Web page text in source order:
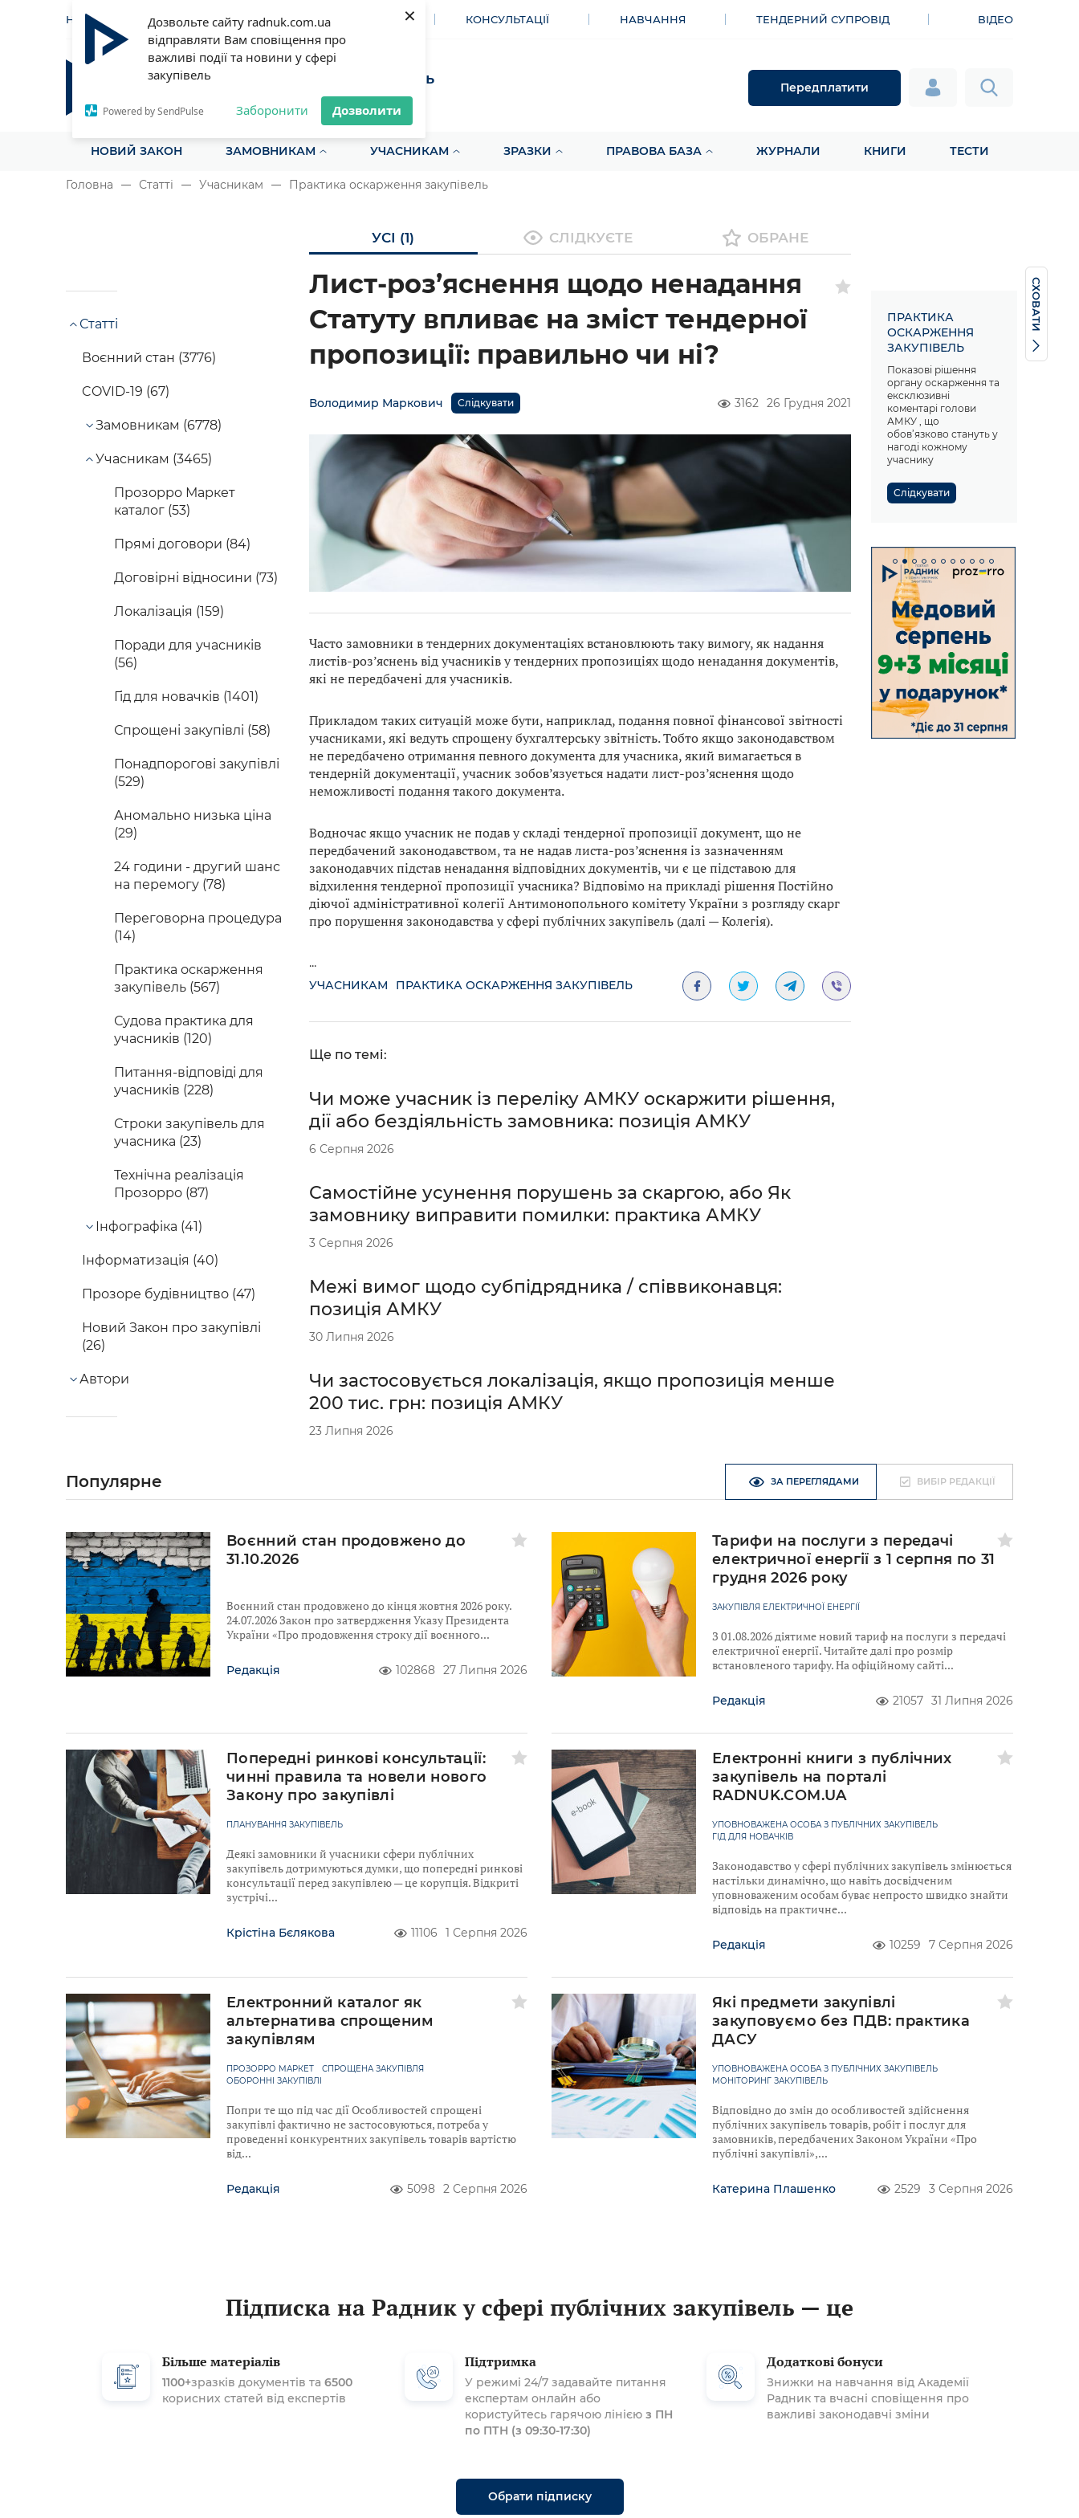
Дозвольте сайту radnuk.com.ua
відправляти Вам сповіщення про
важливі події та новини у сфері
закупівель
Powered by SendPulse Заборонити Дозволити
×
НОВИНИ СТАТТІ ІНСТРУМЕНТИ КОНСУЛЬТАЦІЇ НАВЧАННЯ ТЕНДЕРНИЙ СУПРОВІД ВІДЕО
Радник у сфері публічних закупівель
Все для закупівель на одному порталі
Передплатити
НОВИЙ ЗАКОН ЗАМОВНИКАМ УЧАСНИКАМ ЗРАЗКИ ПРАВОВА БАЗА ЖУРНАЛИ КНИГИ ТЕСТИ
Головна Статті Учасникам Практика оскарження закупівель
УСІ (1) СЛІДКУЄТЕ ОБРАНЕ
Статті
Воєнний стан (3776)
COVID-19 (67)
Замовникам (6778)
Учасникам (3465)
Прозорро Маркет
каталог (53)
Прямі договори (84)
Договірні відносини (73)
Локалізація (159)
Поради для учасників
(56)
Гід для новачків (1401)
Спрощені закупівлі (58)
Понадпорогові закупівлі
(529)
Аномально низька ціна
(29)
24 години - другий шанс
на перемогу (78)
Переговорна процедура
(14)
Практика оскарження
закупівель (567)
Судова практика для
учасників (120)
Питання-відповіді для
учасників (228)
Строки закупівель для
учасника (23)
Технічна реалізація
Прозорро (87)
Інфографіка (41)
Інформатизація (40)
Прозоре будівництво (47)
Новий Закон про закупівлі
(26)
Автори
Лист-роз’яснення щодо ненадання
Статуту впливає на зміст тендерної
пропозиції: правильно чи ні?
Володимир Маркович Слідкувати 3162 26 Грудня 2021
Часто замовники в тендерних документаціях встановлюють таку вимогу, як надання
листів-роз’яснень від учасників у тендерних пропозиціях щодо ненадання документів,
які не передбачені для учасників.
Прикладом таких ситуацій може бути, наприклад, подання повної фінансової звітності
учасниками, які ведуть спрощену бухгалтерську звітність. Тобто якщо законодавством
не передбачено отримання певного документа для учасника, який вимагається в
тендерній документації, учасник зобов’язується надати лист-роз’яснення щодо
неможливості подання такого документа.
Водночас якщо учасник не подав у складі тендерної пропозиції документ, що не
передбачений законодавством, та не надав листа-роз’яснення із зазначенням
законодавчих підстав ненадання відповідних документів, чи є це підставою для
відхилення тендерної пропозиції учасника? Відповімо на прикладі рішення Постійно
діючої адміністративної колегії Антимонопольного комітету України з розгляду скарг
про порушення законодавства у сфері публічних закупівель (далі — Колегія).
...
УЧАСНИКАМ ПРАКТИКА ОСКАРЖЕННЯ ЗАКУПІВЕЛЬ
Ще по темі:
Чи може учасник із переліку АМКУ оскаржити рішення,
дії або бездіяльність замовника: позиція АМКУ
6 Серпня 2026
Самостійне усунення порушень за скаргою, або Як
замовнику виправити помилки: практика АМКУ
3 Серпня 2026
Межі вимог щодо субпідрядника / співвиконавця:
позиція АМКУ
30 Липня 2026
Чи застосовується локалізація, якщо пропозиція менше
200 тис. грн: позиція АМКУ
23 Липня 2026
ПРАКТИКА
ОСКАРЖЕННЯ
ЗАКУПІВЕЛЬ
Показові рішення
органу оскарження та
ексклюзивні
коментарі голови
АМКУ , що
обов’язково стануть у
нагоді кожному
учаснику
Слідкувати
СХОВАТИ
Популярне ЗА ПЕРЕГЛЯДАМИ ВИБІР РЕДАКЦІЇ
Воєнний стан продовжено до
31.10.2026
Воєнний стан продовжено до кінця жовтня 2026 року.
24.07.2026 Закон про затвердження Указу Президента
України «Про продовження строку дії воєнного
Редакція 102868 27 Липня 2026
Тарифи на послуги з передачі
електричної енергії з 1 серпня по 31
грудня 2026 року
ЗАКУПІВЛЯ ЕЛЕКТРИЧНОЇ ЕНЕРГІЇ
З 01.08.2026 діятиме новий тариф на послуги з передачі
електричної енергії. Читайте далі про розмір
встановленого тарифу. На офіційному сайті
Редакція 21057 31 Липня 2026
Попередні ринкові консультації:
чинні правила та новели нового
Закону про закупівлі
ПЛАНУВАННЯ ЗАКУПІВЕЛЬ
Деякі замовники й учасники сфери публічних
закупівель дотримуються думки, що попередні ринкові
консультації перед закупівлею — це корупція. Відкриті
зустрічі
Крістіна Бєлякова 11106 1 Серпня 2026
Електронні книги з публічних
закупівель на порталі
RADNUK.COM.UA
УПОВНОВАЖЕНА ОСОБА З ПУБЛІЧНИХ ЗАКУПІВЕЛЬ
ГІД ДЛЯ НОВАЧКІВ
Законодавство у сфері публічних закупівель змінюється
настільки динамічно, що навіть досвідченим
уповноваженим особам буває непросто швидко знайти
відповідь на практичне
Редакція 10259 7 Серпня 2026
Електронний каталог як
альтернатива спрощеним
закупівлям
ПРОЗОРРО МАРКЕТ
СПРОЩЕНА ЗАКУПІВЛЯ
ОБОРОННІ ЗАКУПІВЛІ
Попри те що під час дії Особливостей спрощені
закупівлі фактично не застосовуються, потреба у
проведенні конкурентних закупівель товарів вартістю
від
Редакція 5098 2 Серпня 2026
Які предмети закупівлі
закуповуємо без ПДВ: практика
ДАСУ
УПОВНОВАЖЕНА ОСОБА З ПУБЛІЧНИХ ЗАКУПІВЕЛЬ
МОНІТОРИНГ ЗАКУПІВЕЛЬ
Відповідно до змін до особливостей здійснення
публічних закупівель товарів, робіт і послуг для
замовників, передбачених Законом України «Про
публічні закупівлі»,
Катерина Плашенко 2529 3 Серпня 2026
Підписка на Радник у сфері публічних закупівель — це
Більше матеріалів
1100+зразків документів та 6500
корисних статей від експертів
Підтримка
У режимі 24/7 задавайте питання
експертам онлайн або
користуйтесь гарячою лінією з ПН
по ПТН (з 09:30-17:30)
Додаткові бонуси
Знижки на навчання від Академії
Радник та вчасні сповіщення про
важливі законодавчі зміни
Обрати підписку